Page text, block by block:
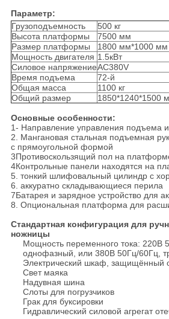
Параметр:
Грузоподъемность
500 кг
Высота платформы
7500 мм
Размер платформы
1800 мм*1000 мм
Мощность двигателя 1.5кВт
Силовое напряжениеAC380V
Время подъема
72-й
Общая масса
1100 кг
Общий размер
1850*1240*1500
Основные особенности:
1- Направление управления подъема
2. Мангановая стальная подъемная
с прямоугольной формой
3Противоскользящий пол на
4Контрольные панели находятся на
5. тонкий шлифовальный цилиндр с
6. аккуратно складывающиеся перила
7Батарея и зарядное устройство для
8. Опциональная платформа для
Стандартная конфигурация для
ножницы
Мощность переменного тока: 220В
однофазный, или 380В 50Гц/60Гц,
Электрический шкаф, защищённый
Свет маяка
Надувная шина
Слоты для погрузчиков
Грак для буксировки
Гидравлический силовой агрегат